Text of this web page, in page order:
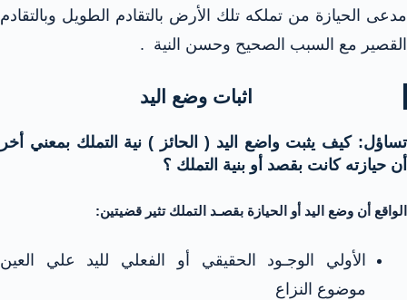
مدعى الحيازة من تملكه تلك الأرض بالتقادم الطويل وبالتقادم
القصير مع السبب الصحيح وحسن النية .
اثبات وضع اليد
تساؤل: كيف يثبت واضع اليد ( الحائز ) نية التملك بمعني أخر
أن حيازته كانت بقصد أو بنية التملك ؟
الواقع أن وضع اليد أو الحيازة بقصـد التملك تثير قضيتين:
الأولي الوجـود الحقيقي أو الفعلي لليد علي العين
موضوع النزاع